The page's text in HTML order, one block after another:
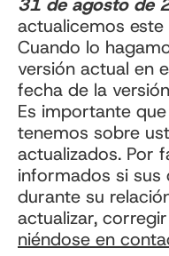
actualicemos
Cuando lo
versión actual en
fecha de la
Es importante
tenemos sobre
actualizados. Por
informados si sus
durante su
actualizar,
niéndose en